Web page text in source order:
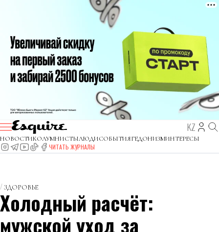
KZ
НОВОСТИКОЛУМНИСТЫЛЮДИСОБЫТИЯГЕДОНИЗМИНТЕРЕСЫ
ЧИТАТЬ ЖУРНАЛЫ
ЗДОРОВЬЕ
Холодный расчёт:
мужской уход за